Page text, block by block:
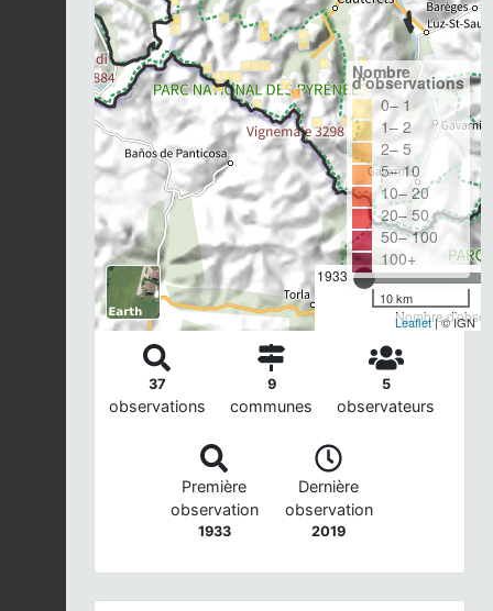
1933
Nombre
Nombre
d'observations
0– 1
1– 2
2– 5
5– 10
10– 20
20– 50
50– 100
100+
10 km
Leaflet| © IGN
37
observations
9
communes
5
observateurs
Première
observation
1933
Dernière
observation
2019